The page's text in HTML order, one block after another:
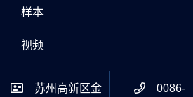
样本
视频
苏州高新区金 0086-